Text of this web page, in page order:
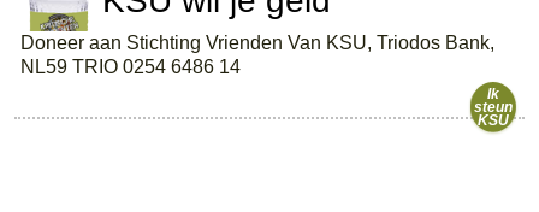
Doneer aan Stichting Vrienden Van KSU, Triodos Bank,
NL59 TRIO 0254 6486 14
Ik
steun
KSU